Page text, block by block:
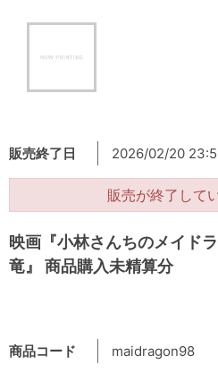
映画『小林さんちのメイド
竜』 商品購入未精算分
商品コード maidragon98
販売終了日 2026/02/20
販売が終了して